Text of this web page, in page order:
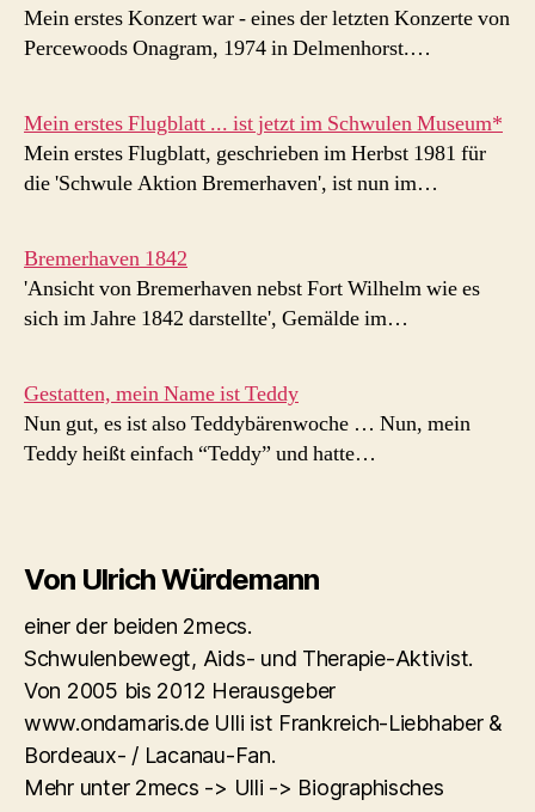
Mein erstes Konzert war - eines der letzten Konzerte von
Percewoods Onagram, 1974 in Delmenhorst.…
Mein erstes Flugblatt ... ist jetzt im Schwulen Museum*
Mein erstes Flugblatt, geschrieben im Herbst 1981 für
die 'Schwule Aktion Bremerhaven', ist nun im…
Bremerhaven 1842
'Ansicht von Bremerhaven nebst Fort Wilhelm wie es
sich im Jahre 1842 darstellte', Gemälde im…
Gestatten, mein Name ist Teddy
Nun gut, es ist also Teddybärenwoche … Nun, mein
Teddy heißt einfach “Teddy” und hatte…
Von Ulrich Würdemann
einer der beiden 2mecs.
Schwulenbewegt, Aids- und Therapie-Aktivist.
Von 2005 bis 2012 Herausgeber
www.ondamaris.de Ulli ist Frankreich-Liebhaber &
Bordeaux- / Lacanau-Fan.
Mehr unter 2mecs -> Ulli -> Biographisches